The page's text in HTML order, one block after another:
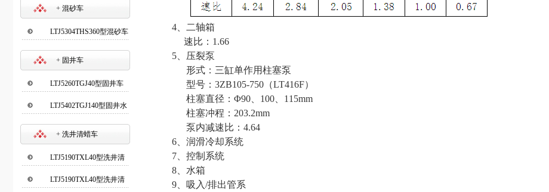
+ 混砂车
LTJ5304THS360型混砂车
+ 固井车
LTJ5260TGJ40型固井车
LTJ5402TGJ140型固井水
泥车
+ 洗井清蜡车
LTJ5190TXL40型洗井清
蜡车
LTJ5190TXL40型洗井清
4 、二轴箱
速比：1.66
5 、压裂泵
形式：三缸单作用柱塞泵
型号： 3ZB105-750 （LT416F）
柱塞直径：Φ90、100、115mm
柱塞冲程：203.2mm
泵内减速比：4.64
6 、润滑冷却系统
7 、控制系统
8 、水箱
9 、吸入/排出管系